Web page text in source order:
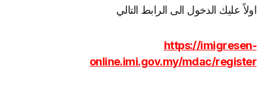
اولاً عليك الدخول الى الرابط التالي
https://imigresen-
online.imi.gov.my/mdac/register